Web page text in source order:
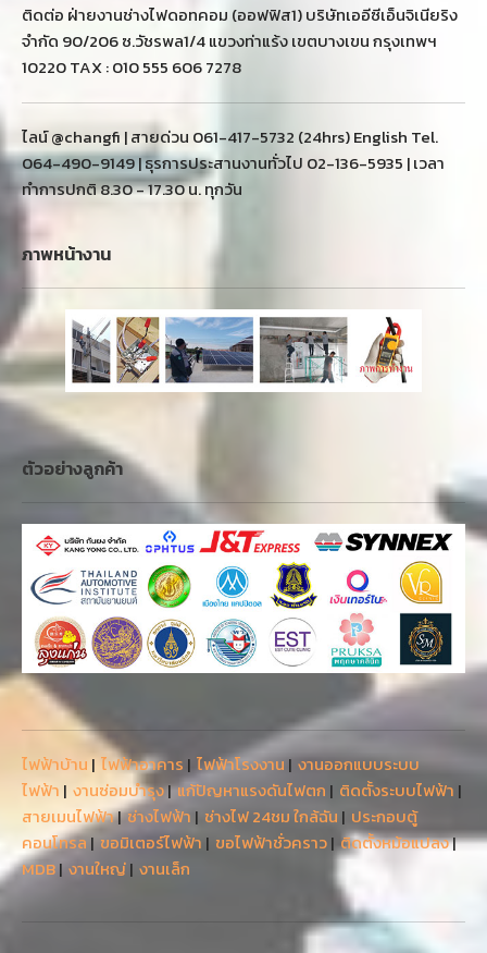
ติดต่อ ฝ่ายงานช่างไฟดอทคอม (ออฟฟิส1) บริษัทเออีซีเอ็นจิเนียริง
จำกัด 90/206 ซ.วัชรพล1/4 แขวงท่าแร้ง เขตบางเขน กรุงเทพฯ
10220 TAX : 010 555 606 7278
ไลน์ @changfi | สายด่วน 061-417-5732 (24hrs) English Tel.
064-490-9149 | ธุรการประสานงานทั่วไป 02-136-5935 | เวลา
ทำการปกติ 8.30 - 17.30 น. ทุกวัน
ภาพหน้างาน
ตัวอย่างลูกค้า
ไฟฟ้าบ้าน | ไฟฟ้าอาคาร | ไฟฟ้าโรงงาน | งานออกแบบระบบ
ไฟฟ้า | งานซ่อมบำรุง|แก้ปัญหาแรงดันไฟตก | ติดตั้งระบบไฟฟ้า |
สายเมนไฟฟ้า|ช่างไฟฟ้า | ช่างไฟ 24ชม ใกล้ฉัน | ประกอบตู้
คอนโทรล | ขอมิเตอร์ไฟฟ้า | ขอไฟฟ้าชั่วคราว|ติดตั้งหม้อแปลง|
MDB| งานใหญ่| งานเล็ก